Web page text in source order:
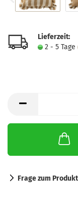
Lieferzeit:
2 - 5 Tage
Frage zum Produkt